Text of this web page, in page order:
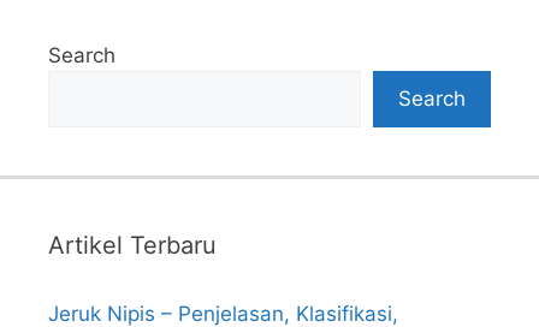
Search
Search
Artikel Terbaru
Jeruk Nipis – Penjelasan, Klasifikasi,